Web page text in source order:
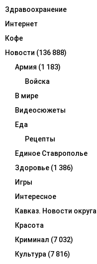
Здравоохранение
Интернет
Кофе
Новости (136 888)
Армия (1 183)
Войска
В мире
Видеосюжеты
Еда
Рецепты
Единое Ставрополье
Здоровье (1 386)
Игры
Интересное
Кавказ. Новости округа
Красота
Криминал (7 032)
Культура (7 816)